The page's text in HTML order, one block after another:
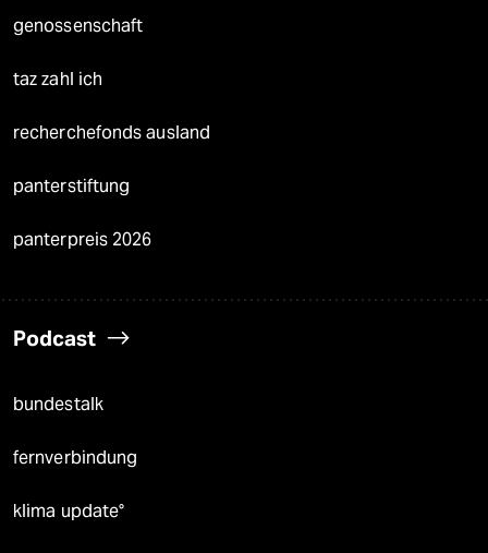
genossenschaft
taz zahl ich
recherchefonds ausland
panterstiftung
panterpreis 2026
Podcast
bundestalk
fernverbindung
klima update°